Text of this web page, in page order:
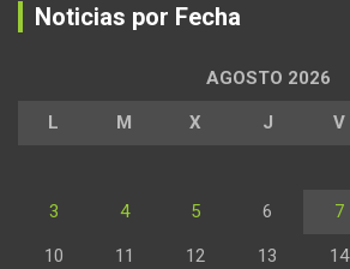
Noticias por Fecha
AGOSTO 2026
L M X J V
3 4 5 6 7
10 11 12 13 14